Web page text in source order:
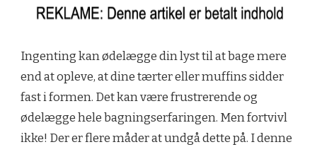
Ingenting kan ødelægge din lyst til at bage mere
end at opleve, at dine tærter eller muffins sidder
fast i formen. Det kan være frustrerende og
ødelægge hele bagningserfaringen. Men fortvivl
ikke! Der er flere måder at undgå dette på. I denne